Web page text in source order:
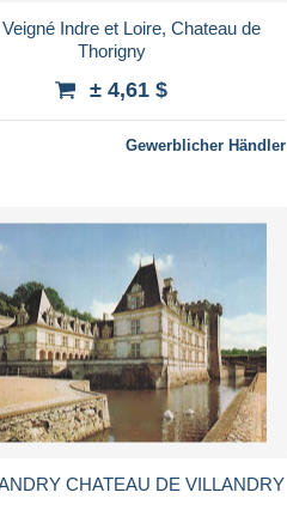
Indre et Loire, Chateau de
Thorigny
± 4,61 $
Gewerblicher Händler
CHATEAU DE VILLANDRY